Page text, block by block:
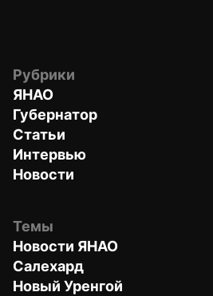
Рубрики
ЯНАО
Губернатор
Статьи
Интервью
Новости
Темы
Новости ЯНАО
Салехард
Новый Уренгой